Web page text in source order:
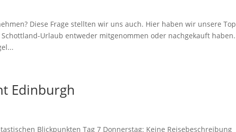
Diese Frage stellten wir uns auch. Hier haben wir unsere Top
Urlaub entweder mitgenommen oder nachgekauft haben.
Edinburgh
Blickpunkten Tag 7 Donnerstag: Keine Reisebeschreibung